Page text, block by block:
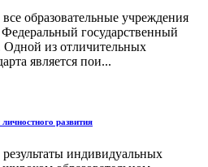
образовательные учреждения
государственный
Одной из отличительных
является пои...
развития
индивидуальных